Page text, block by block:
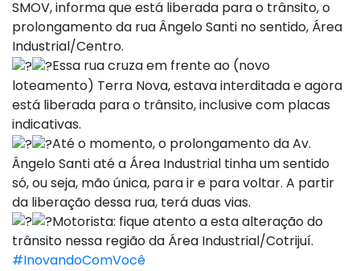
SMOV, informa que está liberada para o trânsito, o
prolongamento da rua Ângelo Santi no sentido, Área
Industrial/Centro.
Essa rua cruza em frente ao (novo
loteamento) Terra Nova, estava interditada e agora
está liberada para o trânsito, inclusive com placas
indicativas.
Até o momento, o prolongamento da Av.
Ângelo Santi até a Área Industrial tinha um sentido
só, ou seja, mão única, para ir e para voltar. A partir
da liberação dessa rua, terá duas vias.
Motorista: fique atento a esta alteração do
trânsito nessa região da Área Industrial/Cotrijuí.
#InovandoComVocê